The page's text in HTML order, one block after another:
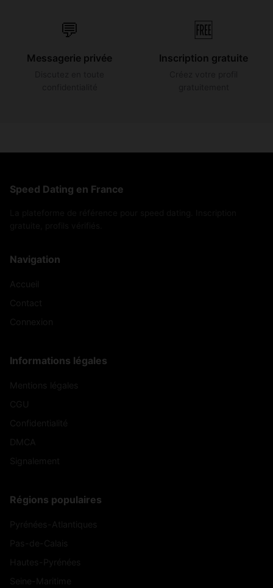
💬
Messagerie privée
🆓
Inscription gratuite
Speed Dating en France
Navigation
Informations légales
Régions populaires